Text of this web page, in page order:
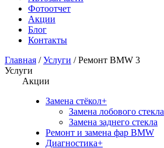
Фотоотчет
Акции
Блог
Контакты
Главная /Услуги /Ремонт BMW 3
Услуги
Акции
Замена стёкол+
Замена лобового стекла
Замена заднего стекла
Ремонт и замена фар BMW
Диагностика+